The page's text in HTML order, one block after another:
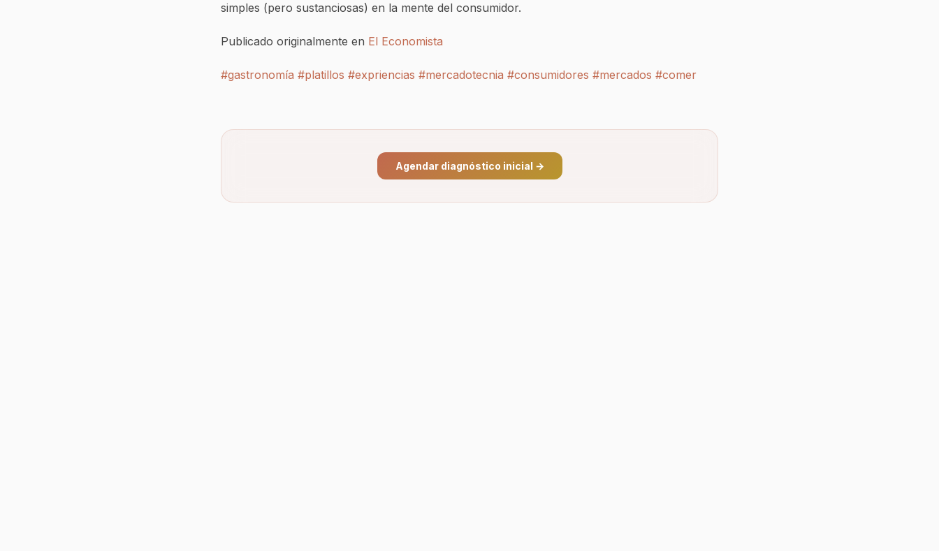
simples (pero sustanciosas) en la mente del consumidor.
Publicado originalmente en El Economista
#gastronomía #platillos #expriencias #mercadotecnia #consumidores #mercados #comer
Agendar diagnóstico inicial →